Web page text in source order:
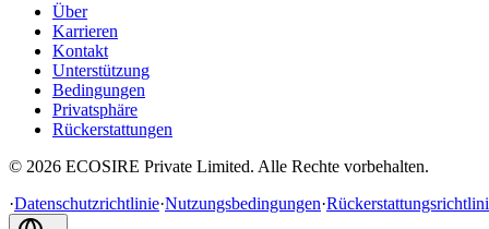
Über
Karrieren
Kontakt
Unterstützung
Bedingungen
Privatsphäre
Rückerstattungen
© 2026 ECOSIRE Private Limited. Alle Rechte vorbehalten.
·Datenschutzrichtlinie·Nutzungsbedingungen·